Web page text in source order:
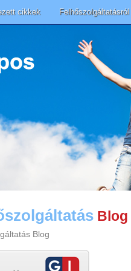
cikkek Felhőszolgáltatásról
Blog
Blog